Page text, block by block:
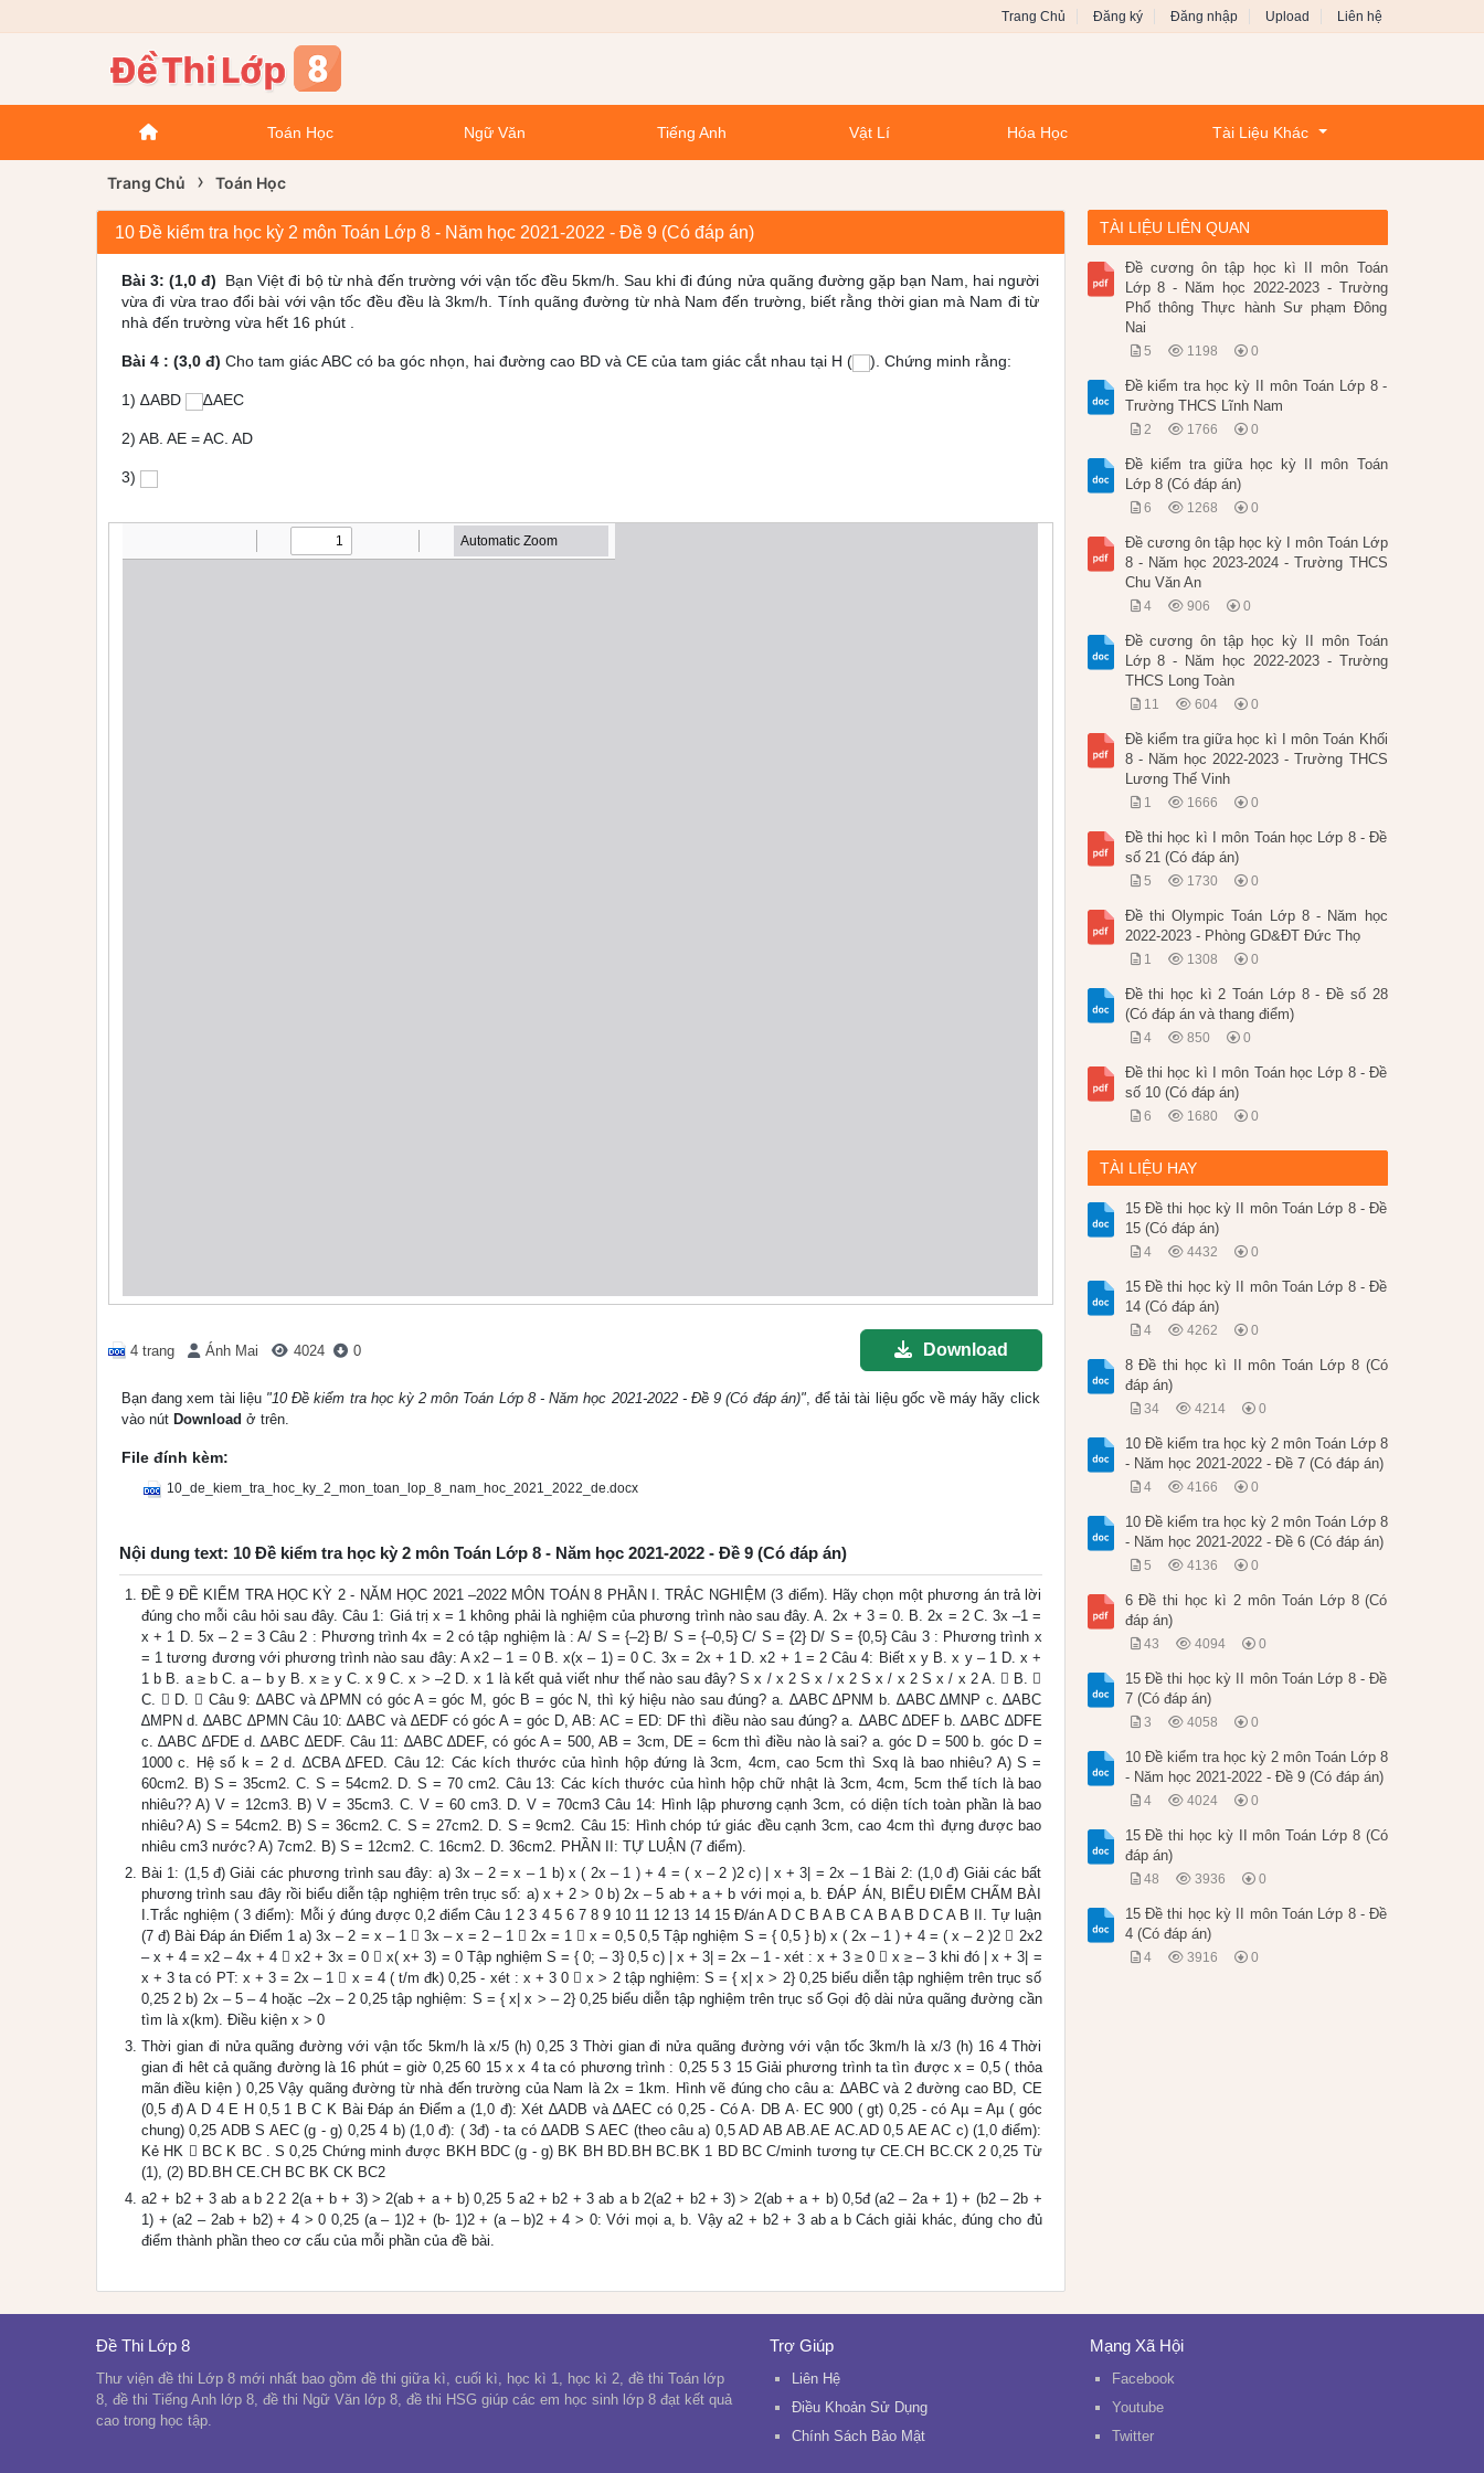
Trang Chủ Đăng ký Đăng nhập Upload Liên hệ
Toán Học Ngữ Văn Tiếng Anh Vật Lí Hóa Học Tài Liệu Khác
Trang Chủ › Toán Học
10 Đề kiểm tra học kỳ 2 môn Toán Lớp 8 - Năm học 2021-2022 - Đề 9 (Có đáp án)
Bài 3: (1,0 đ) Bạn Việt đi bộ từ nhà đến trường với vận tốc đều 5km/h. Sau khi đi đúng nửa quãng đường gặp bạn Nam, hai người
vừa đi vừa trao đổi bài với vận tốc đều đều là 3km/h. Tính quãng đường từ nhà Nam đến trường, biết rằng thời gian mà Nam đi từ
nhà đến trường vừa hết 16 phút .
Bài 4 : (3,0 đ) Cho tam giác ABC có ba góc nhọn, hai đường cao BD và CE của tam giác cắt nhau tại H ( ). Chứng minh rằng:
1) ∆ABD ∆AEC
2) AB. AE = AC. AD
3)
4 trang Ánh Mai 4024 0 Download
Bạn đang xem tài liệu "10 Đề kiểm tra học kỳ 2 môn Toán Lớp 8 - Năm học 2021-2022 - Đề 9 (Có đáp án)", để tải tài liệu gốc về máy hãy click
vào nút Download ở trên.
File đính kèm:
10_de_kiem_tra_hoc_ky_2_mon_toan_lop_8_nam_hoc_2021_2022_de.docx
Nội dung text: 10 Đề kiểm tra học kỳ 2 môn Toán Lớp 8 - Năm học 2021-2022 - Đề 9 (Có đáp án)
ĐỀ 9 ĐỀ KIỂM TRA HỌC KỲ 2 - NĂM HỌC 2021 –2022 MÔN TOÁN 8 PHẦN I. TRẮC NGHIỆM (3 điểm). Hãy chọn một phương án trả lời
đúng cho mỗi câu hỏi sau đây. Câu 1: Giá trị x = 1 không phải là nghiệm của phương trình nào sau đây. A. 2x + 3 = 0. B. 2x = 2 C. 3x –1 =
x + 1 D. 5x – 2 = 3 Câu 2 : Phương trình 4x = 2 có tập nghiệm là : A/ S = {–2} B/ S = {–0,5} C/ S = {2} D/ S = {0,5} Câu 3 : Phương trình x
= 1 tương đương với phương trình nào sau đây: A x2 – 1 = 0 B. x(x – 1) = 0 C. 3x = 2x + 1 D. x2 + 1 = 2 Câu 4: Biết x y B. x y – 1 D. x +
1 b B. a ≥ b C. a – b y B. x ≥ y C. x 9 C. x > –2 D. x 1 là kết quả viết như thế nào sau đây? S x / x 2 S x / x 2 S x / x 2 S x / x 2 A.  B. 
C.  D.  Câu 9: ∆ABC và ∆PMN có góc A = góc M, góc B = góc N, thì ký hiệu nào sau đúng? a. ∆ABC ∆PNM b. ∆ABC ∆MNP c. ∆ABC
∆MPN d. ∆ABC ∆PMN Câu 10: ∆ABC và ∆EDF có góc A = góc D, AB: AC = ED: DF thì điều nào sau đúng? a. ∆ABC ∆DEF b. ∆ABC ∆DFE
c. ∆ABC ∆FDE d. ∆ABC ∆EDF. Câu 11: ∆ABC ∆DEF, có góc A = 500, AB = 3cm, DE = 6cm thì điều nào là sai? a. góc D = 500 b. góc D =
1000 c. Hệ số k = 2 d. ∆CBA ∆FED. Câu 12: Các kích thước của hình hộp đứng là 3cm, 4cm, cao 5cm thì Sxq là bao nhiêu? A) S =
60cm2. B) S = 35cm2. C. S = 54cm2. D. S = 70 cm2. Câu 13: Các kích thước của hình hộp chữ nhật là 3cm, 4cm, 5cm thể tích là bao
nhiêu?? A) V = 12cm3. B) V = 35cm3. C. V = 60 cm3. D. V = 70cm3 Câu 14: Hình lập phương cạnh 3cm, có diện tích toàn phần là bao
nhiêu? A) S = 54cm2. B) S = 36cm2. C. S = 27cm2. D. S = 9cm2. Câu 15: Hình chóp tứ giác đều cạnh 3cm, cao 4cm thì đựng được bao
nhiêu cm3 nước? A) 7cm2. B) S = 12cm2. C. 16cm2. D. 36cm2. PHẦN II: TỰ LUẬN (7 điểm).
Bài 1: (1,5 đ) Giải các phương trình sau đây: a) 3x – 2 = x – 1 b) x ( 2x – 1 ) + 4 = ( x – 2 )2 c) | x + 3| = 2x – 1 Bài 2: (1,0 đ) Giải các bất
phương trình sau đây rồi biểu diễn tập nghiệm trên trục số: a) x + 2 > 0 b) 2x – 5 ab + a + b với mọi a, b. ĐÁP ÁN, BIỂU ĐIỂM CHẤM BÀI
I.Trắc nghiệm ( 3 điểm): Mỗi ý đúng được 0,2 điểm Câu 1 2 3 4 5 6 7 8 9 10 11 12 13 14 15 Đ/án A D C B A B C A B A B D C A B II. Tự luận
(7 đ) Bài Đáp án Điểm 1 a) 3x – 2 = x – 1  3x – x = 2 – 1  2x = 1  x = 0,5 0,5 Tập nghiệm S = { 0,5 } b) x ( 2x – 1 ) + 4 = ( x – 2 )2  2x2
– x + 4 = x2 – 4x + 4  x2 + 3x = 0  x( x+ 3) = 0 Tập nghiệm S = { 0; – 3} 0,5 c) | x + 3| = 2x – 1 - xét : x + 3 ≥ 0  x ≥ – 3 khi đó | x + 3| =
x + 3 ta có PT: x + 3 = 2x – 1  x = 4 ( t/m đk) 0,25 - xét : x + 3 0  x > 2 tập nghiệm: S = { x| x > 2} 0,25 biểu diễn tập nghiệm trên trục số
0,25 2 b) 2x – 5 – 4 hoặc –2x – 2 0,25 tập nghiệm: S = { x| x > – 2} 0,25 biểu diễn tập nghiệm trên trục số Gọi độ dài nửa quãng đường cần
tìm là x(km). Điều kiện x > 0
Thời gian đi nửa quãng đường với vận tốc 5km/h là x/5 (h) 0,25 3 Thời gian đi nửa quãng đường với vận tốc 3km/h là x/3 (h) 16 4 Thời
gian đi hêt cả quãng đường là 16 phút = giờ 0,25 60 15 x x 4 ta có phương trình : 0,25 5 3 15 Giải phương trình ta tìn được x = 0,5 ( thỏa
mãn điều kiện ) 0,25 Vậy quãng đường từ nhà đến trường của Nam là 2x = 1km. Hình vẽ đúng cho câu a: ∆ABC và 2 đường cao BD, CE
(0,5 đ) A D 4 E H 0,5 1 B C K Bài Đáp án Điểm a (1,0 đ): Xét ∆ADB và ∆AEC có 0,25 - Có A· DB A· EC 900 ( gt) 0,25 - có Aµ = Aµ ( góc
chung) 0,25 ADB S AEC (g - g) 0,25 4 b) (1,0 đ): ( 3đ) - ta có ∆ADB S AEC (theo câu a) 0,5 AD AB AB.AE AC.AD 0,5 AE AC c) (1,0 điểm):
Kẻ HK  BC K BC . S 0,25 Chứng minh được BKH BDC (g - g) BK BH BD.BH BC.BK 1 BD BC C/minh tương tự CE.CH BC.CK 2 0,25 Từ
(1), (2) BD.BH CE.CH BC BK CK BC2
a2 + b2 + 3 ab a b 2 2 2(a + b + 3) > 2(ab + a + b) 0,25 5 a2 + b2 + 3 ab a b 2(a2 + b2 + 3) > 2(ab + a + b) 0,5đ (a2 – 2a + 1) + (b2 – 2b +
1) + (a2 – 2ab + b2) + 4 > 0 0,25 (a – 1)2 + (b- 1)2 + (a – b)2 + 4 > 0: Với mọi a, b. Vậy a2 + b2 + 3 ab a b Cách giải khác, đúng cho đủ
điểm thành phần theo cơ cấu của mỗi phần của đề bài.
TÀI LIỆU LIÊN QUAN
Đề cương ôn tập học kì II môn Toán
Lớp 8 - Năm học 2022-2023 - Trường
Phổ thông Thực hành Sư phạm Đông
Nai
5 1198 0
Đề kiểm tra học kỳ II môn Toán Lớp 8 -
Trường THCS Lĩnh Nam
2 1766 0
Đề kiểm tra giữa học kỳ II môn Toán
Lớp 8 (Có đáp án)
6 1268 0
Đề cương ôn tập học kỳ I môn Toán Lớp
8 - Năm học 2023-2024 - Trường THCS
Chu Văn An
4 906 0
Đề cương ôn tập học kỳ II môn Toán
Lớp 8 - Năm học 2022-2023 - Trường
THCS Long Toàn
11 604 0
Đề kiểm tra giữa học kì I môn Toán Khối
8 - Năm học 2022-2023 - Trường THCS
Lương Thế Vinh
1 1666 0
Đề thi học kì I môn Toán học Lớp 8 - Đề
số 21 (Có đáp án)
5 1730 0
Đề thi Olympic Toán Lớp 8 - Năm học
2022-2023 - Phòng GD&ĐT Đức Thọ
1 1308 0
Đề thi học kì 2 Toán Lớp 8 - Đề số 28
(Có đáp án và thang điểm)
4 850 0
Đề thi học kì I môn Toán học Lớp 8 - Đề
số 10 (Có đáp án)
6 1680 0
TÀI LIỆU HAY
15 Đề thi học kỳ II môn Toán Lớp 8 - Đề
15 (Có đáp án)
4 4432 0
15 Đề thi học kỳ II môn Toán Lớp 8 - Đề
14 (Có đáp án)
4 4262 0
8 Đề thi học kì II môn Toán Lớp 8 (Có
đáp án)
34 4214 0
10 Đề kiểm tra học kỳ 2 môn Toán Lớp 8
- Năm học 2021-2022 - Đề 7 (Có đáp án)
4 4166 0
10 Đề kiểm tra học kỳ 2 môn Toán Lớp 8
- Năm học 2021-2022 - Đề 6 (Có đáp án)
5 4136 0
6 Đề thi học kì 2 môn Toán Lớp 8 (Có
đáp án)
43 4094 0
15 Đề thi học kỳ II môn Toán Lớp 8 - Đề
7 (Có đáp án)
3 4058 0
10 Đề kiểm tra học kỳ 2 môn Toán Lớp 8
- Năm học 2021-2022 - Đề 9 (Có đáp án)
4 4024 0
15 Đề thi học kỳ II môn Toán Lớp 8 (Có
đáp án)
48 3936 0
15 Đề thi học kỳ II môn Toán Lớp 8 - Đề
4 (Có đáp án)
4 3916 0
Đề Thi Lớp 8
Thư viện đề thi Lớp 8 mới nhất bao gồm đề thi giữa kì, cuối kì, học kì 1, học kì 2, đề thi Toán lớp
8, đề thi Tiếng Anh lớp 8, đề thi Ngữ Văn lớp 8, đề thi HSG giúp các em học sinh lớp 8 đạt kết quả
cao trong học tập.
Trợ Giúp
Liên Hệ
Điều Khoản Sử Dụng
Chính Sách Bảo Mật
Mạng Xã Hội
Facebook
Youtube
Twitter